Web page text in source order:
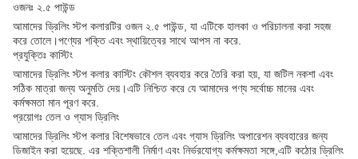
ওজনঃ ২.৫ পাউন্ড
আমাদের ড্রিলিং স্টপ কলারটির ওজন ২.৫ পাউন্ড, যা এটিকে হালকা ও পরিচালনা করা সহজ
করে তোলে।পণ্যের শক্তি এবং স্থায়িত্বের সাথে আপস না করে.
প্রযুক্তিঃ কাস্টিং
আমাদের ড্রিলিং স্টপ কলার কাস্টিং কৌশল ব্যবহার করে তৈরি করা হয়, যা জটিল নকশা এবং
সঠিক মাত্রা জন্য অনুমতি দেয়।এটি নিশ্চিত করে যে আমাদের পণ্য সর্বোচ্চ মানের এবং
কর্মক্ষমতা মান পূরণ করে.
প্রয়োগঃ তেল ও গ্যাস ড্রিলিং
আমাদের ড্রিলিং স্টপ কলার বিশেষভাবে তেল এবং গ্যাস ড্রিলিং অপারেশন ব্যবহারের জন্য
ডিজাইন করা হয়েছে. এর শক্তিশালী নির্মাণ এবং নির্ভরযোগ্য কর্মক্ষমতা সঙ্গে,এটি কঠোর ড্রিলিং